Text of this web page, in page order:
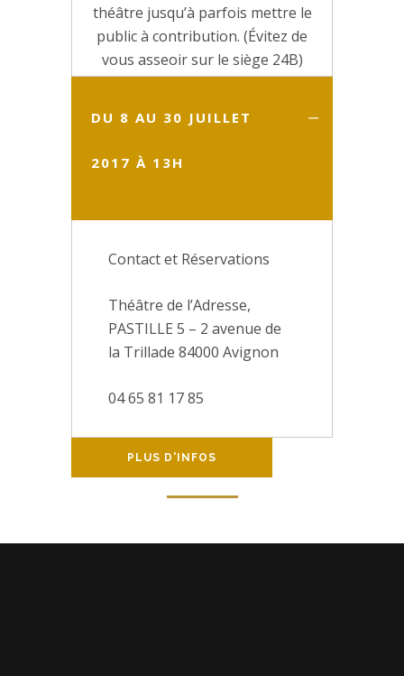
théâtre jusqu’à parfois mettre le
public à contribution. (Évitez de
vous asseoir sur le siège 24B)
DU 8 AU 30 JUILLET
2017 À 13H
Contact et Réservations
Théâtre de l’Adresse,
PASTILLE 5 – 2 avenue de
la Trillade 84000 Avignon
04 65 81 17 85
PLUS D'INFOS